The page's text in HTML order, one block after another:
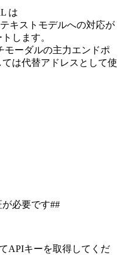
は
キストモデルへの対応が
します。
モーダルの主力エンドポ
は代替アドレスとして使
が必要です##
APIキーを取得してくだ